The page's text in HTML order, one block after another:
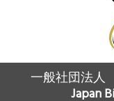
一般社団法人
Japan